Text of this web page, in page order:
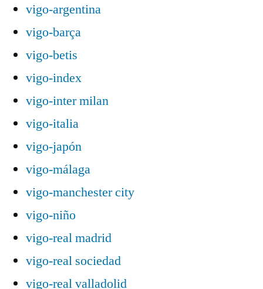
vigo-argentina
vigo-barça
vigo-betis
vigo-index
vigo-inter milan
vigo-italia
vigo-japón
vigo-málaga
vigo-manchester city
vigo-niño
vigo-real madrid
vigo-real sociedad
vigo-real valladolid